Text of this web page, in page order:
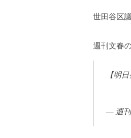
世田谷区
週刊文春
【明
— 週刊